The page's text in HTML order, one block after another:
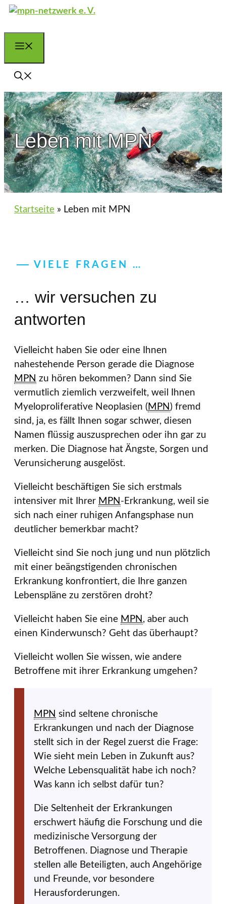
Zum
Leben mit MPN
Startseite » Leben mit MPN
VIELE FRAGEN …
… wir versuchen zu
antworten
Vielleicht haben Sie oder eine Ihnen
nahestehende Person gerade die Diagnose
MPN zu hören bekommen? Dann sind Sie
vermutlich ziemlich verzweifelt, weil Ihnen
Myeloproliferative Neoplasien ( MPN ) fremd
sind, ja, es fällt Ihnen sogar schwer, diesen
Namen flüssig auszusprechen oder ihn gar zu
merken. Die Diagnose hat Ängste, Sorgen und
Verunsicherung ausgelöst.
Vielleicht beschäftigen Sie sich erstmals
intensiver mit Ihrer MPN -Erkrankung, weil sie
sich nach einer ruhigen Anfangsphase nun
deutlicher bemerkbar macht?
Vielleicht sind Sie noch jung und nun plötzlich
mit einer beängstigenden chronischen
Erkrankung konfrontiert, die Ihre ganzen
Lebenspläne zu zerstören droht?
Vielleicht haben Sie eine MPN , aber auch
einen Kinderwunsch? Geht das überhaupt?
Vielleicht wollen Sie wissen, wie andere
Betroffene mit ihrer Erkrankung umgehen?
MPN sind seltene chronische
Erkrankungen und nach der Diagnose
stellt sich in der Regel zuerst die Frage:
Wie sieht mein Leben in Zukunft aus?
Welche Lebensqualität habe ich noch?
Was kann ich selbst dafür tun?
Die Seltenheit der Erkrankungen
erschwert häufig die Forschung und die
medizinische Versorgung der
Betroffenen. Diagnose und Therapie
stellen alle Beteiligten, auch Angehörige
und Freunde, vor besondere
Herausforderungen.